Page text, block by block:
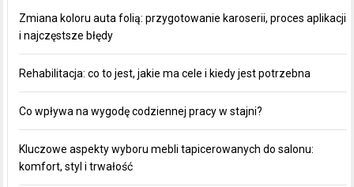
Zmiana koloru auta folią: przygotowanie karoserii, proces aplikacji
i najczęstsze błędy
Rehabilitacja: co to jest, jakie ma cele i kiedy jest potrzebna
Co wpływa na wygodę codziennej pracy w stajni?
Kluczowe aspekty wyboru mebli tapicerowanych do salonu:
komfort, styl i trwałość